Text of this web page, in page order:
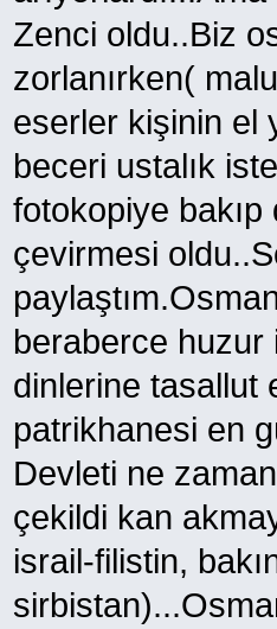
Zenci oldu..Biz
zorlanırken(
eserler kişinin el
beceri ustalık
fotokopiye
çevirmesi
beraberce huzur
dinlerine tasallut
patrikhanesi en
Devleti ne
çekildi kan
israil-filistin,